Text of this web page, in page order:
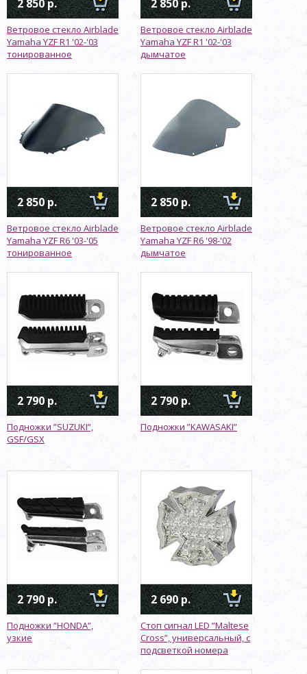
2 850 р.
Ветровое стекло Airblade
Yamaha YZF R1 '02-'03
тонированное
2 850 р.
Ветровое стекло Airblade
Yamaha YZF R1 '02-'03
дымчатое
2 850 р.
Ветровое стекло Airblade
Yamaha YZF R6 '03-'05
тонированное
2 850 р.
Ветровое стекло Airblade
Yamaha YZF R6 '98-'02
дымчатое
2 790 р.
Подножки ”SUZUKI”,
GSF/GSX
2 790 р.
Подножки ”KAWASAKI”
2 790 р.
Подножки ”HONDA”,
узкие
2 690 р.
Стоп сигнал LED ”Maltese
Cross”, универсальный, с
подсветкой номера